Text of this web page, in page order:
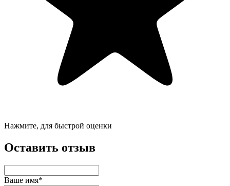
Нажмите, для быстрой оценки
Оставить отзыв
Ваше имя*